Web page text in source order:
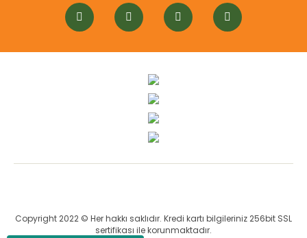
Copyright 2022 © Her hakkı saklıdır. Kredi kartı bilgileriniz 256bit SSL
sertifikası ile korunmaktadır.